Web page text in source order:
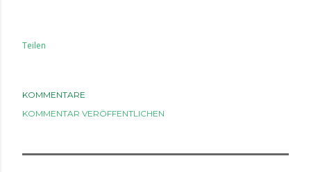
Teilen
KOMMENTARE
KOMMENTAR VERÖFFENTLICHEN